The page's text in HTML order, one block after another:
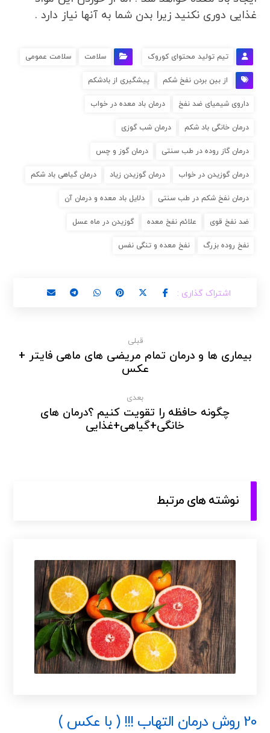
غذایی دوری نکنید زیرا بدن شما به آنها نیاز دارد .
تیم تولید محتوای کوروک سلامت سلامت عمومی
از بین بردن نفخ شکم پیشگیری از بادشکم
داروی شیمیای ضد نفخ درمان باد معده در خواب
درمان خانگی باد شکم درمان شب گوزی
درمان گاز روده در طب سنتی درمان گوز و چس
درمان گوزیدن در خواب درمان گوزیدن زیاد درمان گیاهی باد شکم
درمان نفخ شکم در طب سنتی دلایل باد معده و درمان آن
ضد نفخ قوی علائم نفخ معده گوزیدن در ماه عسل
نفخ روده بزرگ نفخ معده و تنگی نفس
قبلی
بیماری ها و درمان تمام مریضی های ماهی فایتر +
عکس
بعدی
چگونه حافظه را تقویت کنیم ؟درمان های
خانگی+گیاهی+غذایی
نوشته های مرتبط
20 روش درمان التهاب !!! ( با عکس )